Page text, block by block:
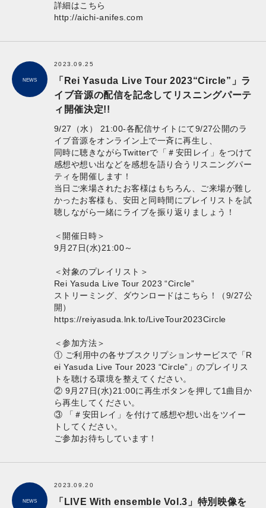
詳細はこちら
http://aichi-anifes.com
NEWS
2023.09.25
「Rei Yasuda Live Tour 2023“Circle”」ラ
イブ音源の配信を記念してリスニングパーテ
ィ開催決定!!
9/27（水） 21:00-各配信サイトにて9/27公開のラ
イブ音源をオンライン上で一斉に再生し、
同時に聴きながらTwitterで「＃安田レイ」をつけて
感想や想い出などを感想を語り合うリスニングパー
ティを開催します！
当日ご来場されたお客様はもちろん、ご来場が難し
かったお客様も、安田と同時間にプレイリストを試
聴しながら一緒にライブを振り返りましょう！
＜開催日時＞
9月27日(水)21:00～
＜対象のプレイリスト＞
Rei Yasuda Live Tour 2023 “Circle”
ストリーミング、ダウンロードはこちら！（9/27公
開）
https://reiyasuda.lnk.to/LiveTour2023Circle
＜参加方法＞
① ご利用中の各サブスクリプションサービスで「R
ei Yasuda Live Tour 2023 “Circle”」のプレイリス
トを聴ける環境を整えてください。
② 9月27日(水)21:00に再生ボタンを押して1曲目か
ら再生してください。
③ 「＃安田レイ」を付けて感想や想い出をツイー
トしてください。
ご参加お待ちしています！
NEWS
2023.09.20
「LIVE With ensemble Vol.3」特別映像を